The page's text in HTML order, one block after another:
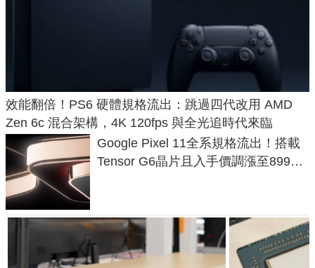
效能翻倍！PS6 硬體規格流出：跳過四代改用 AMD
Zen 6c 混合架構，4K 120fps 與全光追時代來臨
Google Pixel 11全系規格流出！搭載
Tensor G6晶片且入手價調漲至899美